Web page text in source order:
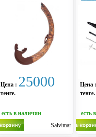
Цена : 25000
тенге.
есть в наличии
Salvimar
Цена
тенге.
есть